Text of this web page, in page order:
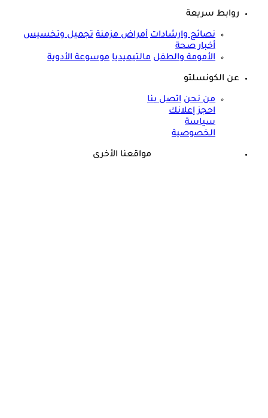
روابط سريعة
نصائح وارشادات أمراض مزمنة تجميل وتخسيس
أخبار صحة
الأمومة والطفل مالتيميديا موسوعة الأدوية
عن الكونسلتو
من نحن اتصل بنا
احجز إعلانك
سياسة
الخصوصية
مواقعنا الأخرى